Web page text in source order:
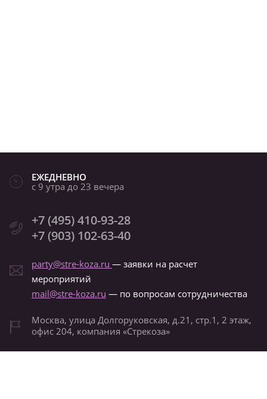
ЕЖЕДНЕВНО
с 9 утра до 23 вечера
+7 (495) 410-93-28
+7 (903) 102-63-40
party@stre-koza.ru — заявки на расчет
мероприятий
mail@stre-koza.ru — по вопросам сотрудничества
Москва, улица Долгоруковская, д.21, стр.1, 2 этаж,
офис 204, компания «Стрекоза»